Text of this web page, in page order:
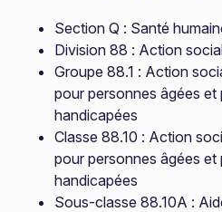
Section Q : Santé
Division 88 : Action
Groupe 88.1 : Action
pour personnes âgées et
handicapées
Classe 88.10 : Action
pour personnes âgées et
handicapées
Sous-classe 88.10A :